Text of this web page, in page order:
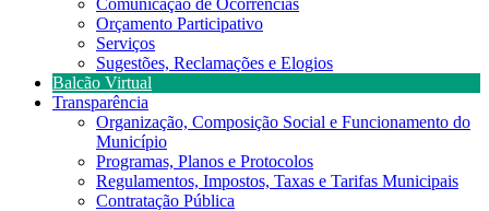
Comunicação de Ocorrências
Orçamento Participativo
Serviços
Sugestões, Reclamações e Elogios
Balcão Virtual
Transparência
Organização, Composição Social e Funcionamento do
Município
Programas, Planos e Protocolos
Regulamentos, Impostos, Taxas e Tarifas Municipais
Contratação Pública